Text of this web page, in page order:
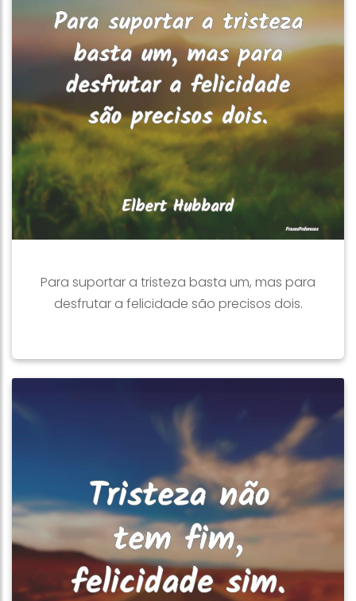
Para suportar a tristeza basta um, mas para
desfrutar a felicidade são precisos dois.